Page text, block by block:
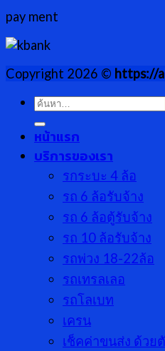
pay ment
Copyright 2026 © https://
ค้นหา:
หน้าแรก
บริการของเรา
รกระบะ 4 ล้อ
รถ 6 ล้อรับจ้าง
รถ 6 ล้อตู้รับจ้าง
รถ 10 ล้อรับจ้าง
รถพ่วง 18-22ล้อ
รถเทรลเลอ
รถโลเบท
เครน
เช็คค่าขนส่ง ด้วยตั